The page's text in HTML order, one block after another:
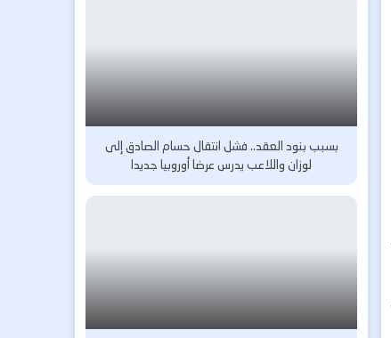
بسبب بنود العقد.. فشل انتقال حسام الصادق إلى
لوزان واللاعب يدرس عرضا أوروبيا جديدا